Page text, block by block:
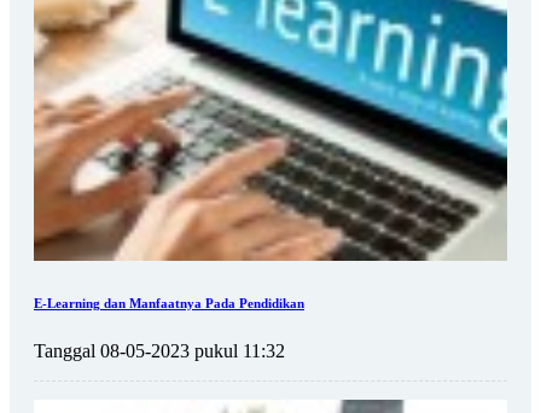
E-Learning dan Manfaatnya Pada Pendidikan
Tanggal 08-05-2023 pukul 11:32